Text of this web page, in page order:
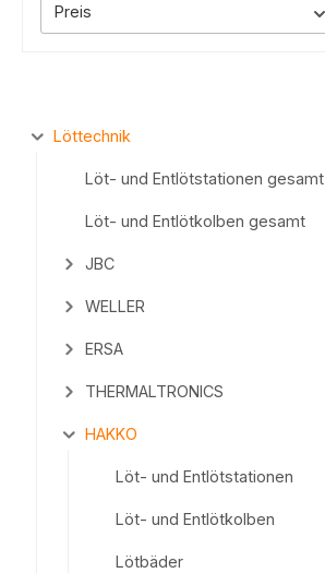
Preis
Löttechnik
Löt- und Entlötstationen gesamt
Löt- und Entlötkolben gesamt
JBC
WELLER
ERSA
THERMALTRONICS
HAKKO
Löt- und Entlötstationen
Löt- und Entlötkolben
Lötbäder